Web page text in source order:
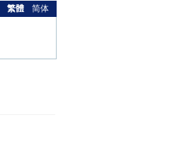
繁體 简体